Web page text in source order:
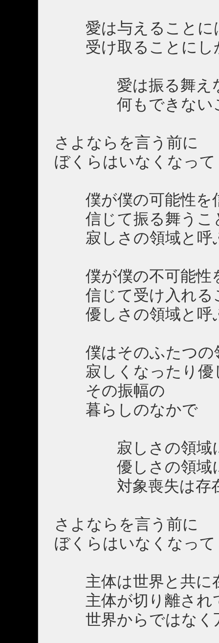
愛は与えることに
受け取ることにし
愛は振る舞えな
何もできないこ
さよならを言う前に
ぼくらはいなくなっ
僕が僕の可能性を
信じて振る舞うこ
寂しさの領域と呼
僕が僕の不可能性
信じて受け入れる
優しさの領域と呼
僕はそのふたつの
寂しくなったり優
その振幅の
暮らしのなかで
寂しさの領域
優しさの領域
対象喪失は存
さよならを言う前に
ぼくらはいなくなっ
主体は世界と共に
主体が切り離され
世界からではなく